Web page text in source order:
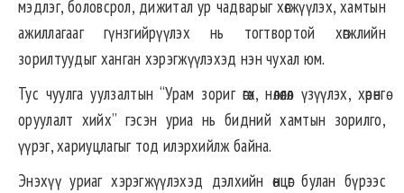
мэдлэг, боловсрол, дижитал ур чадварыг хөгжүүлэх, хамтын
ажиллагааг гүнзгийрүүлэх нь тогтвортой хөгжлийн
зорилтуудыг ханган хэрэгжүүлэхэд нэн чухал юм.
Тус чуулга уулзалтын “Урам зориг өгөх, нөлөөлөл үзүүлэх, хөрөнгө
оруулалт хийх” гэсэн уриа нь бидний хамтын зорилго,
үүрэг, хариуцлагыг тод илэрхийлж байна.
Энэхүү уриаг хэрэгжүүлэхэд дэлхийн өнцөг булан бүрээс